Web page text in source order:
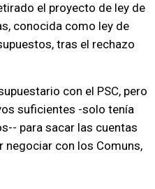
el proyecto de ley de
conocida como ley de
tras el rechazo
con el PSC, pero
suficientes -solo tenía
para sacar las cuentas
negociar con los Comuns,